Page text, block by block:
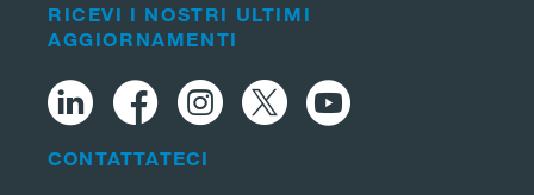
RICEVI I NOSTRI ULTIMI
AGGIORNAMENTI
CONTATTATECI